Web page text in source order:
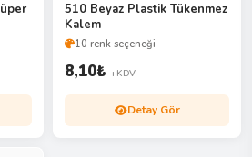
510 Beyaz Plastik Tükenmez
Kalem
10 renk seçeneği
8,10₺ +KDV
Detay Gör